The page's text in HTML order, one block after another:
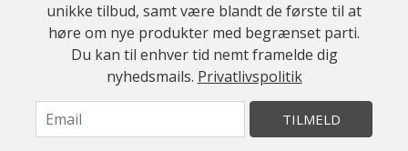
unikke tilbud, samt være blandt de første til at
høre om nye produkter med begrænset parti.
Du kan til enhver tid nemt framelde dig
nyhedsmails. Privatlivspolitik
TILMELD